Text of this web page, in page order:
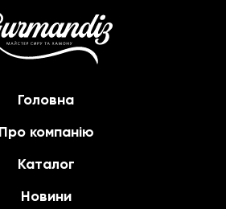
Головна
Про компанію
Каталог
Новини